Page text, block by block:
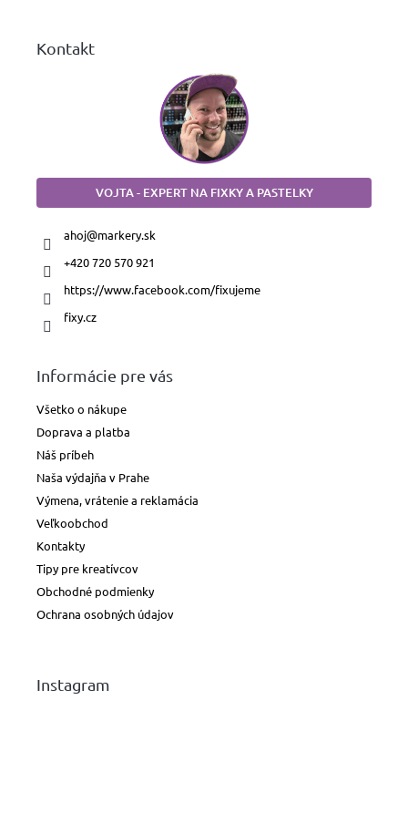
Kontakt
VOJTA - EXPERT NA FIXKY A PASTELKY
ahoj@markery.sk
+420 720 570 921
https://www.facebook.com/fixujeme
fixy.cz
Informácie pre vás
Všetko o nákupe
Doprava a platba
Náš príbeh
Naša výdajňa v Prahe
Výmena, vrátenie a reklamácia
Veľkoobchod
Kontakty
Tipy pre kreatívcov
Obchodné podmienky
Ochrana osobných údajov
Instagram